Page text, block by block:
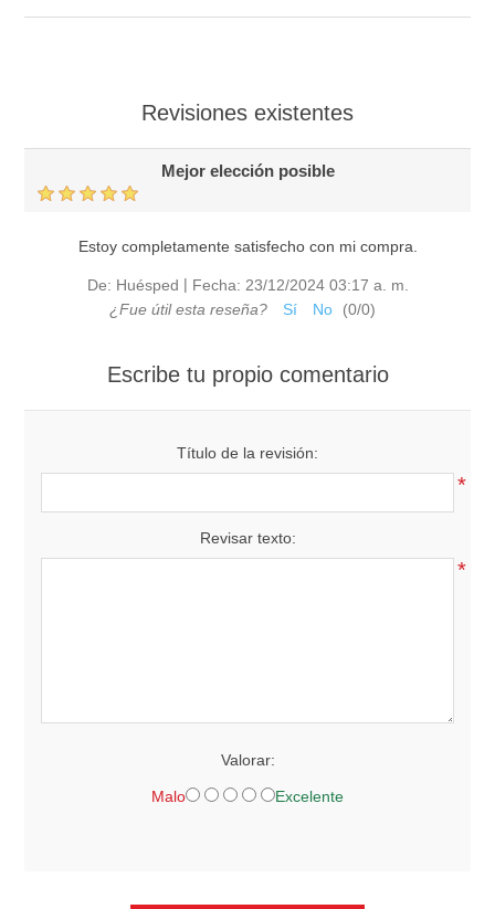
Revisiones existentes
Mejor elección posible
Estoy completamente satisfecho con mi compra.
De: Huésped | Fecha: 23/12/2024 03:17 a. m.
¿Fue útil esta reseña?
Sí No (0/0)
Escribe tu propio comentario
Título de la revisión:
*
Revisar texto:
*
Valorar:
Malo Excelente